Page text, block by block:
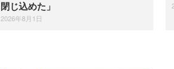
閉じ込めた」
2026年8月1日